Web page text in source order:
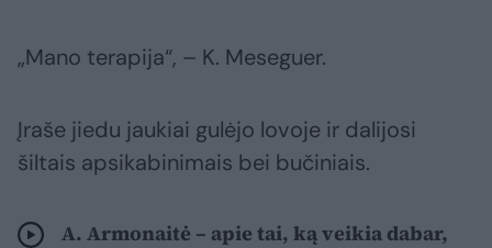
„Mano terapija“, – K. Meseguer.
Įraše jiedu jaukiai gulėjo lovoje ir dalijosi
šiltais apsikabinimais bei bučiniais.
A. Armonaitė – apie tai, ką veikia dabar,